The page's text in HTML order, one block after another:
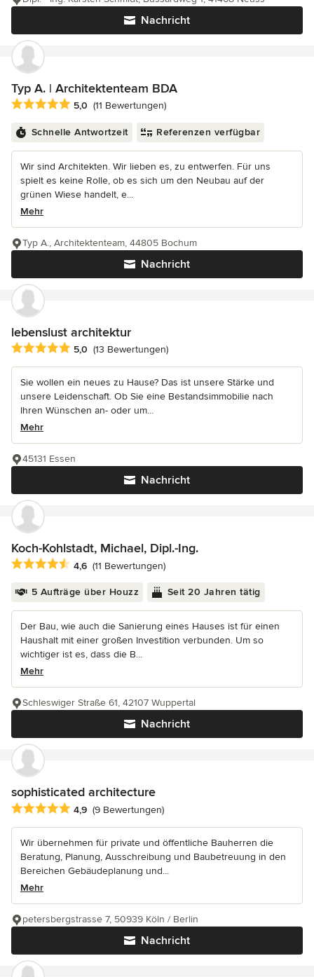
Nachricht
Typ A. | Architektenteam BDA
Durchschnittliche Bewertung: 5 von 5 Sternen
5,0 (11 Bewertungen)
Schnelle Antwortzeit Referenzen verfügbar
Wir sind Architekten. Wir lieben es, zu entwerfen. Für uns
spielt es keine Rolle, ob es sich um den Neubau auf der
grünen Wiese handelt, e...
Mehr
Nachricht
Typ A., Architektenteam, 44805 Bochum
lebenslust architektur
Durchschnittliche Bewertung: 5 von 5 Sternen
5,0 (13 Bewertungen)
Sie wollen ein neues zu Hause? Das ist unsere Stärke und
unsere Leidenschaft. Ob Sie eine Bestandsimmobilie nach
Ihren Wünschen an- oder um...
Mehr
Nachricht
45131 Essen
Koch-Kohlstadt, Michael, Dipl.-Ing.
Durchschnittliche Bewertung: 4.6 von 5 Sternen
4,6 (11 Bewertungen)
5 Aufträge über Houzz Seit 20 Jahren tätig
Der Bau, wie auch die Sanierung eines Hauses ist für einen
Haushalt mit einer großen Investition verbunden. Um so
wichtiger ist es, dass die B...
Mehr
Nachricht
Schleswiger Straße 61, 42107 Wuppertal
sophisticated architecture
Durchschnittliche Bewertung: 4.9 von 5 Sternen
4,9 (9 Bewertungen)
Wir übernehmen für private und öffentliche Bauherren die
Beratung, Planung, Ausschreibung und Baubetreuung in den
Bereichen Gebäudeplanung und...
Mehr
Nachricht
petersbergstrasse 7, 50939 Köln / Berlin